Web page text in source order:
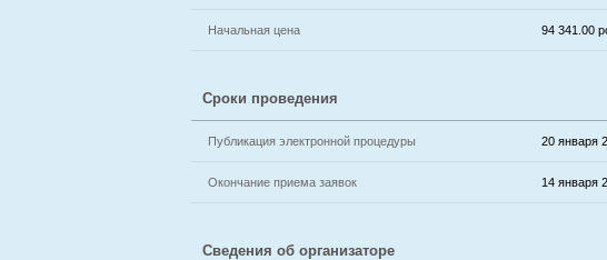
Начальная цена 94 341.00
Сроки проведения
Публикация электронной процедуры 20 января
Окончание приема заявок 14 января
Сведения об организаторе